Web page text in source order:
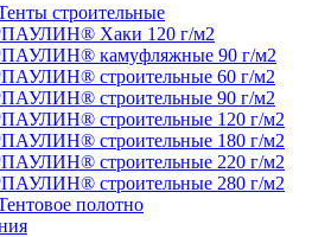
строительные
Хаки 120 г/м2
камуфляжные 90 г/м2
строительные 60 г/м2
строительные 90 г/м2
строительные 120 г/м2
строительные 180 г/м2
строительные 220 г/м2
строительные 280 г/м2
полотно